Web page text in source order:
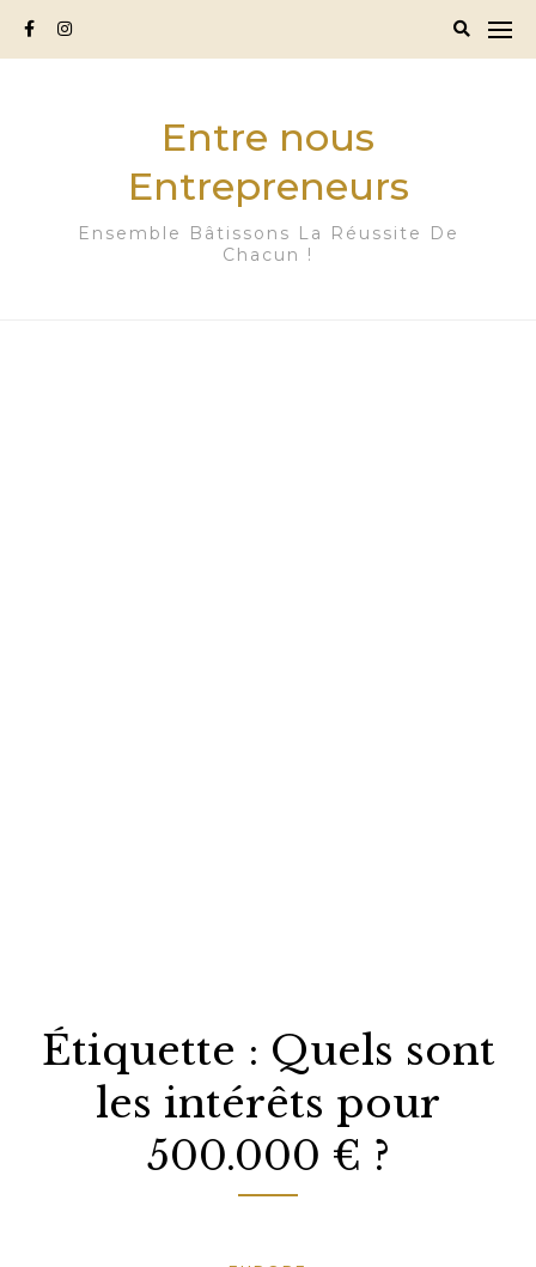
Entre nous
Entrepreneurs
Ensemble Bâtissons La Réussite De
Chacun !
Étiquette : Quels sont
les intérêts pour
500.000 € ?